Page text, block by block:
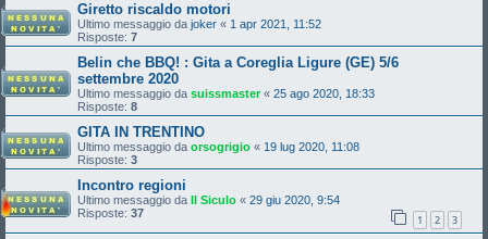
Giretto riscaldo motori
Ultimo messaggio da joker « 1 apr 2021, 11:52
Risposte: 7
Belin che BBQ! : Gita a Coreglia Ligure (GE) 5/6
settembre 2020
Ultimo messaggio da suissmaster« 25 ago 2020, 18:33
Risposte: 8
GITA IN TRENTINO
Ultimo messaggio da orsogrigio « 19 lug 2020, 11:08
Risposte: 3
Incontro regioni
Ultimo messaggio da Il Siculo « 29 giu 2020, 9:54
Risposte: 37 1 2 3